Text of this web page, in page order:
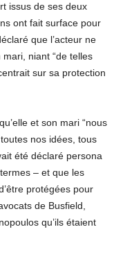
issus de ses deux
ont fait surface pour
que l’acteur ne
niant “de telles
sur sa protection
et son mari “nous
nos idées, tous
été déclaré persona
– et que les
protégées pour
de Busfield,
qu’ils étaient